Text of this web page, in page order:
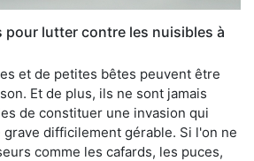
pour lutter contre les nuisibles à
et de petites bêtes peuvent être
Et de plus, ils ne sont jamais
de constituer une invasion qui
difficilement gérable. Si l'on ne
comme les cafards, les puces,